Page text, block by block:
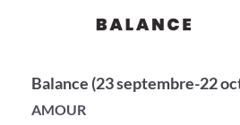
Balance (23 septembre-22
AMOUR